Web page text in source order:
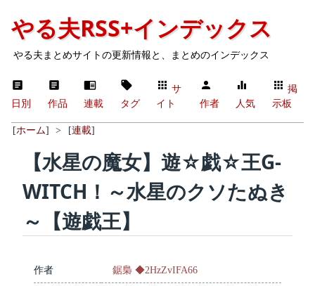
やる夫RSS+インデックス
やる夫まとめサイトの更新情報と、まとめのインデックス
日別 作品 連載 タグ
サ
イト
作者 人気
掲
示板
[ホーム] > [連載]
【水星の魔女】遊☆戯☆王G-
WITCH！～水星のクソたぬき
～【遊戯王】
作者 鋸梟 ◆2HzZvIFA66